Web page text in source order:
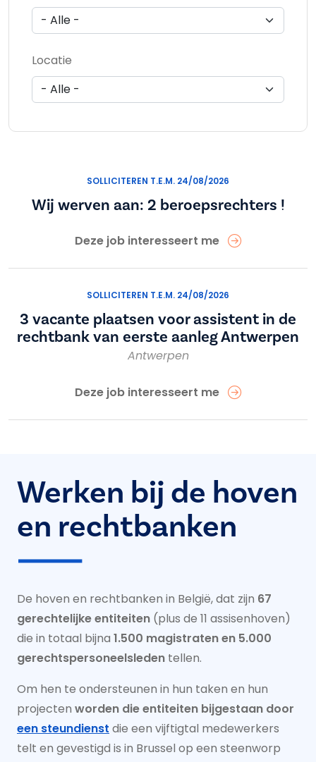
Locatie
SOLLICITEREN T.E.M. 24/08/2026
Wij werven aan: 2 beroepsrechters !
Deze job interesseert me
SOLLICITEREN T.E.M. 24/08/2026
3 vacante plaatsen voor assistent in de
rechtbank van eerste aanleg Antwerpen
Antwerpen
Deze job interesseert me
Werken bij de hoven
en rechtbanken
De hoven en rechtbanken in België, dat zijn 67
gerechtelijke entiteiten (plus de 11 assisenhoven)
die in totaal bijna 1.500 magistraten en 5.000
gerechtspersoneelsleden tellen.
Om hen te ondersteunen in hun taken en hun
projecten worden die entiteiten bijgestaan door
een steundienst die een vijftigtal medewerkers
telt en gevestigd is in Brussel op een steenworp